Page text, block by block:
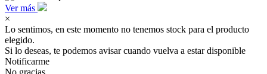
Ver más
×
Lo sentimos, en este momento no tenemos stock para el producto
elegido.
Si lo deseas, te podemos avisar cuando vuelva a estar disponible
Notificarme
No gracias